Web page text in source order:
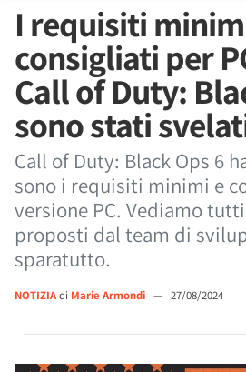
I requisiti
consigliati per
Call of Duty:
sono stati
Call of Duty: Black Ops 6
sono i requisiti minimi e
versione PC. Vediamo
proposti dal team di
sparatutto.
NOTIZIAdi Marie Armondi — 27/08/2024